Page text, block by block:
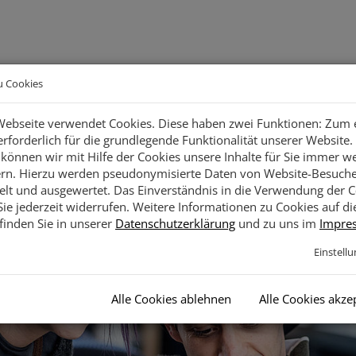
Soziales
...
Specials
...
Arbeiten im reha-Team
...
Cookies
verwendet Cookies. Diese haben zwei Funktionen: Zum
für die grundlegende Funktionalität unserer Website.
wir mit Hilfe der Cookies unsere Inhalte für Sie immer
Hierzu werden pseudonymisierte Daten von Website-
und ausgewertet. Das Einverständnis in die Verwendung der
jederzeit widerrufen. Weitere Informationen zu Cookies auf
Sie in unserer Datenschutzerklärung und zu uns im
Alle Cookies ablehnen Alle Cookies